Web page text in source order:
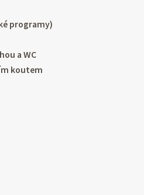
programy)
a WC
koutem